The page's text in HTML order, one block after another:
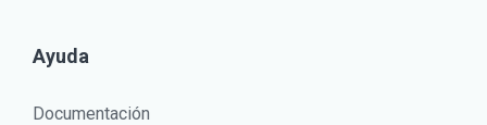
Ayuda
Documentación